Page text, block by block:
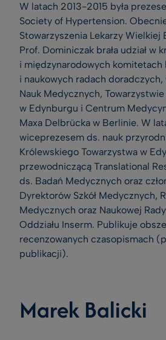
W latach 2013-2015 była
Society of Hypertension.
Stowarzyszenia Lekarzy Wielkiej
Prof. Dominiczak brała udział w
i międzynarodowych komitetach
i naukowych radach
Nauk Medycznych,
w Edynburgu i Centrum
Maxa Delbrücka w Berlinie. W
wiceprezesem ds. nauk
Królewskiego Towarzystwa w
przewodniczącą Translational
ds. Badań Medycznych oraz
Dyrektorów Szkół Medycznych,
Medycznych oraz Naukowej
Oddziału Inserm. Publikuje
recenzowanych czasopismach
publikacji).
Marek Balicki